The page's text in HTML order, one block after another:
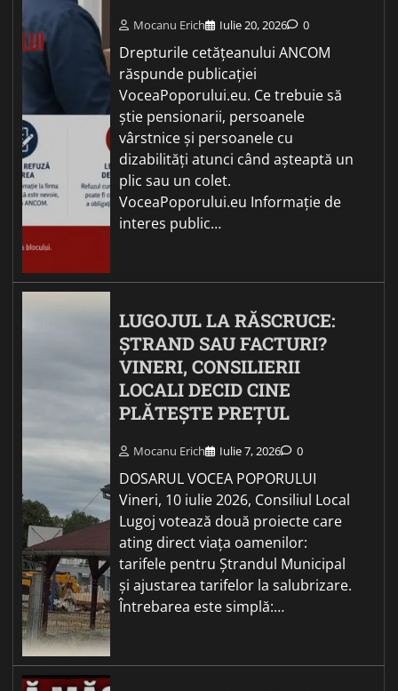
Mocanu Erich Iulie 20, 2026 0
Drepturile cetățeanului ANCOM
răspunde publicației
VoceaPoporului.eu. Ce trebuie să
știe pensionarii, persoanele
vârstnice și persoanele cu
dizabilități atunci când așteaptă un
plic sau un colet.
VoceaPoporului.eu Informație de
interes public…
LUGOJUL LA RĂSCRUCE:
ȘTRAND SAU FACTURI?
VINERI, CONSILIERII
LOCALI DECID CINE
PLĂTEȘTE PREȚUL
Mocanu Erich Iulie 7, 2026 0
DOSARUL VOCEA POPORULUI
Vineri, 10 iulie 2026, Consiliul Local
Lugoj votează două proiecte care
ating direct viața oamenilor:
tarifele pentru Ștrandul Municipal
și ajustarea tarifelor la salubrizare.
Întrebarea este simplă:…